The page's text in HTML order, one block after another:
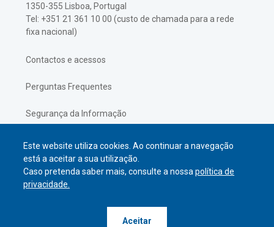
Este website utiliza cookies. Ao continuar a navegação
está a aceitar a sua utilização.
Caso pretenda saber mais, consulte a nossapolítica de
privacidade.
Aceitar
1350-355 Lisboa, Portugal
Tel: +351 21 361 10 00 (custo de chamada para a rede
fixa nacional)
Contactos e acessos
Perguntas Frequentes
Segurança da Informação
Política de Privacidade
© APL Administração do Porto de